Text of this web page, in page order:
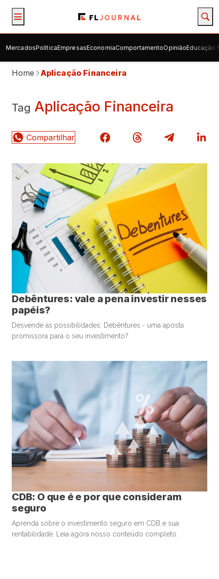
MercadosPolíticaEmpresasEconomiaComportamentoOpiniãoEducação
Home Aplicação Financeira
Tag Aplicação Financeira
Debêntures: vale a pena investir nesses
papéis?
Desvende as possibilidades: Debêntures - uma aposta
promissora para o seu investimento?
CDB: O que é e por que consideram
seguro
Aprenda sobre o investimento seguro em CDB e sua
rentabilidade. Leia agora nosso conteúdo completo.